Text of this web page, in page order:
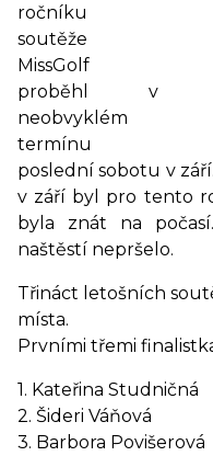
ročníku
soutěže
MissGolf
proběhl v
neobvyklém
termínu
poslední sobotu v
v září byl pro tento
byla znát na
naštěstí nepršelo.
Třináct letošních
místa.
Prvními třemi
1. Kateřina Studničná
2. Šideri Váňová
3. Barbora Povišerová